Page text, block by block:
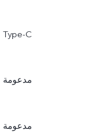
Type-C
مدعومة
مدعومة